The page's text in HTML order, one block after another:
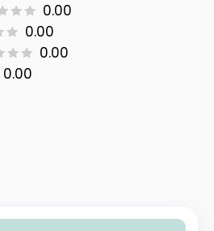
0.00
0.00
0.00
0.00